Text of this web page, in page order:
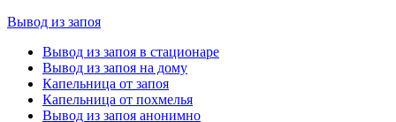
Вывод из запоя
Вывод из запоя в стационаре
Вывод из запоя на дому
Капельница от запоя
Капельница от похмелья
Вывод из запоя анонимно